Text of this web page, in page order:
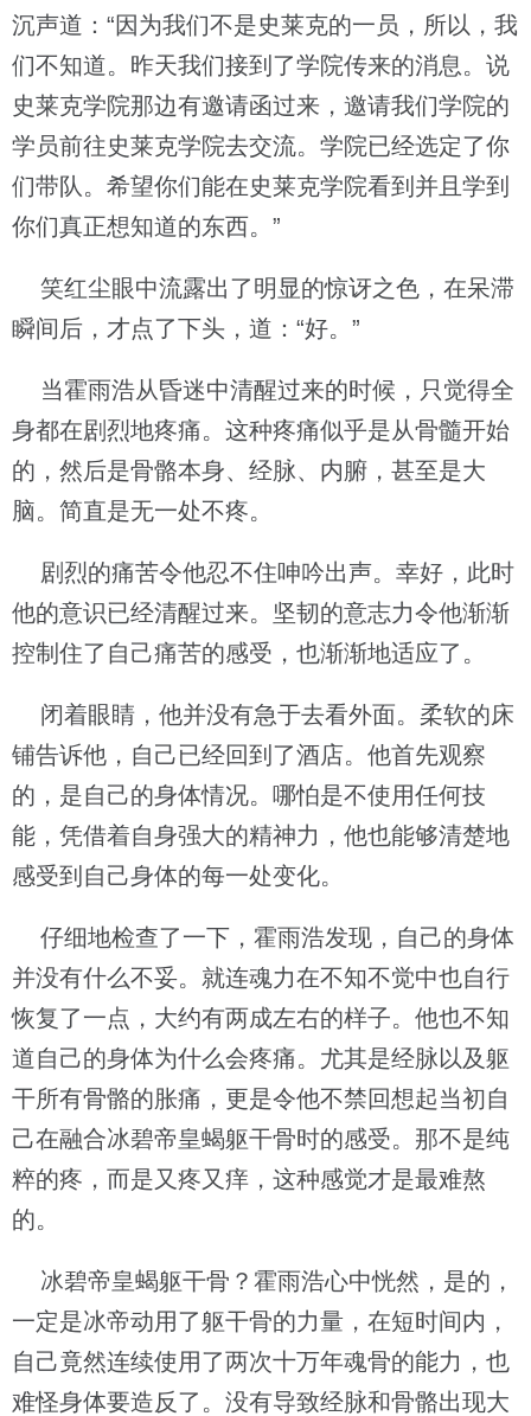
沉声道：“因为我们不是史莱克的一员，所以，我
们不知道。昨天我们接到了学院传来的消息。说
史莱克学院那边有邀请函过来，邀请我们学院的
学员前往史莱克学院去交流。学院已经选定了你
们带队。希望你们能在史莱克学院看到并且学到
你们真正想知道的东西。”
笑红尘眼中流露出了明显的惊讶之色，在呆滞
瞬间后，才点了下头，道：“好。”
当霍雨浩从昏迷中清醒过来的时候，只觉得全
身都在剧烈地疼痛。这种疼痛似乎是从骨髓开始
的，然后是骨骼本身、经脉、内腑，甚至是大
脑。简直是无一处不疼。
剧烈的痛苦令他忍不住呻吟出声。幸好，此时
他的意识已经清醒过来。坚韧的意志力令他渐渐
控制住了自己痛苦的感受，也渐渐地适应了。
闭着眼睛，他并没有急于去看外面。柔软的床
铺告诉他，自己已经回到了酒店。他首先观察
的，是自己的身体情况。哪怕是不使用任何技
能，凭借着自身强大的精神力，他也能够清楚地
感受到自己身体的每一处变化。
仔细地检查了一下，霍雨浩发现，自己的身体
并没有什么不妥。就连魂力在不知不觉中也自行
恢复了一点，大约有两成左右的样子。他也不知
道自己的身体为什么会疼痛。尤其是经脉以及躯
干所有骨骼的胀痛，更是令他不禁回想起当初自
己在融合冰碧帝皇蝎躯干骨时的感受。那不是纯
粹的疼，而是又疼又痒，这种感觉才是最难熬
的。
冰碧帝皇蝎躯干骨？霍雨浩心中恍然，是的，
一定是冰帝动用了躯干骨的力量，在短时间内，
自己竟然连续使用了两次十万年魂骨的能力，也
难怪身体要造反了。没有导致经脉和骨骼出现大